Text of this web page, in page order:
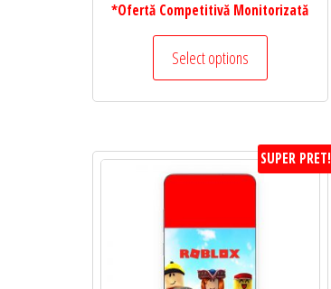
*Ofertă Competitivă Monitorizată
Select options
SUPER PRET!